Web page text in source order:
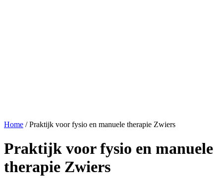
Home /Praktijk voor fysio en manuele therapie Zwiers
Praktijk voor fysio en manuele
therapie Zwiers